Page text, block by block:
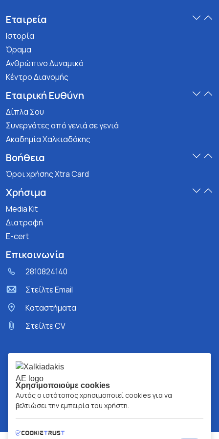
Εταιρεία
Ιστορία
Όραμα
Ανθρώπινο Δυναμικό
Κέντρο Διανομής
Εταιρική Ευθύνη
Δίπλα Σου
Συνεργάτες από γενιά σε γενιά
Ακαδημία Χαλκιαδάκης
Βοήθεια
Όροι χρήσης Xtra Card
Χρήσιμα
Media Kit
Διατροφή
E-cert
Επικοινωνία
2810824140
Στείλτε Email
Kαταστήματα
Στείλτε CV
Χρησιμοποιούμε cookies
Αυτός ο ιστότοπος χρησιμοποιεί cookies για να
βελτιώσει την εμπειρία του χρήστη.